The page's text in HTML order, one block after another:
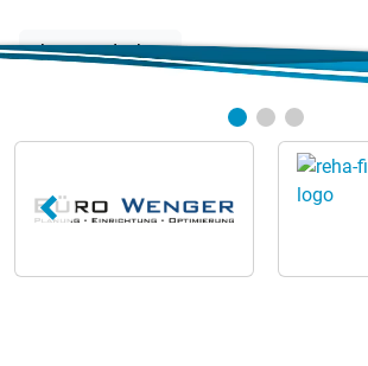
Jetzt entdecken